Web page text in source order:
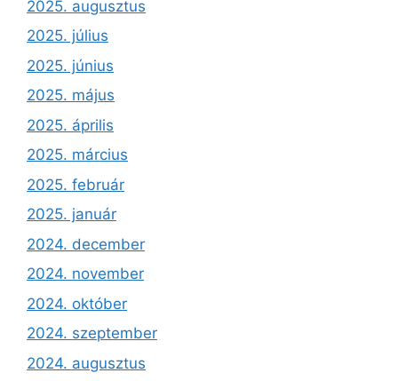
2025. augusztus
2025. július
2025. június
2025. május
2025. április
2025. március
2025. február
2025. január
2024. december
2024. november
2024. október
2024. szeptember
2024. augusztus